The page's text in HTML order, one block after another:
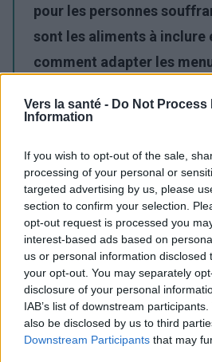
Vers la santé - Do Not Process
Information
If you wish to opt-out of the sale,
processing of your personal or
targeted advertising by us, please
section to confirm your selection.
opt-out request is processed you
interest-based ads based on
us or personal information disclosed
your opt-out. You may separately
disclosure of your personal
IAB’s list of downstream
also be disclosed by us to third
Downstream Participants that may
pour les personnes
sont les aliments à inclure
comment adapter les
spécifiques de ce groupe.
poursuivre votre lecture !
Publicité: